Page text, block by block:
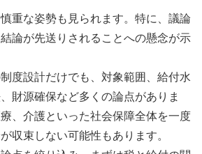
重な姿勢も見られます。特に、議論
論が先送りされることへの懸念が示
度設計だけでも、対象範囲、給付水
財源確保など多くの論点がありま
、介護といった社会保障全体を一度
収束しない可能性もあります。